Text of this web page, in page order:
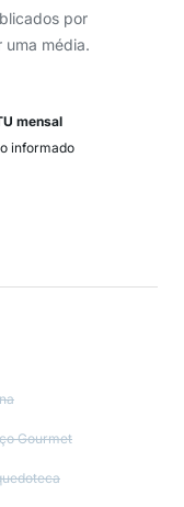
por
média.
mensal
informado
Gourmet